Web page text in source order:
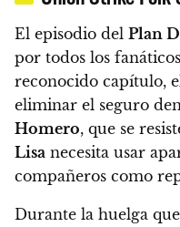
El episodio del Plan
por todos los
reconocido capítulo,
eliminar el seguro
Homero, que se
Lisa necesita usar
compañeros como
Durante la huelga